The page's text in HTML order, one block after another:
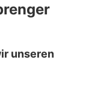
unseren